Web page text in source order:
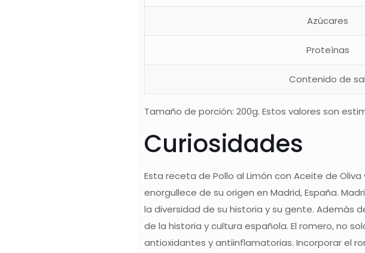
Azúcares
Proteínas
Contenido de sal
Tamaño de porción: 200g. Estos valores son
Curiosidades
Esta receta de Pollo al Limón con Aceite de
enorgullece de su origen en Madrid, España.
la diversidad de su historia y su gente. Además
de la historia y cultura española. El romero, no
antioxidantes y antiinflamatorias. Incorporar el